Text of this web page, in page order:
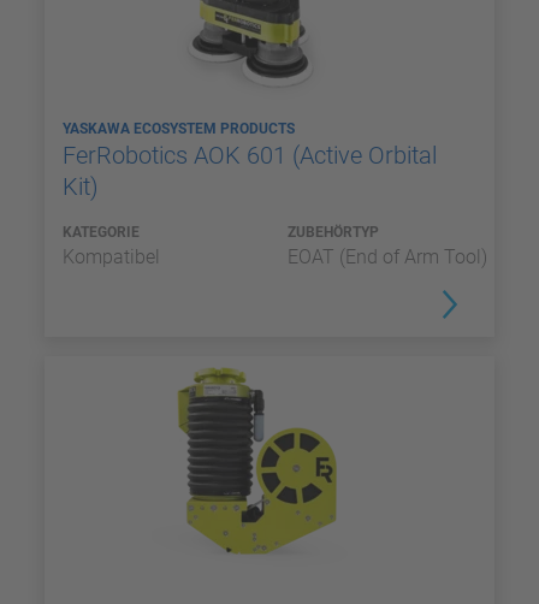
YASKAWA ECOSYSTEM PRODUCTS
FerRobotics AOK 601 (Active Orbital
Kit)
KATEGORIE
Kompatibel
ZUBEHÖRTYP
EOAT (End of Arm Tool)